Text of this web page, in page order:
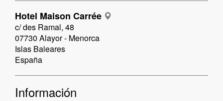
Hotel Maison Carrée
c/ des Ramal, 48
07730 Alayor - Menorca
Islas Baleares
España
Información